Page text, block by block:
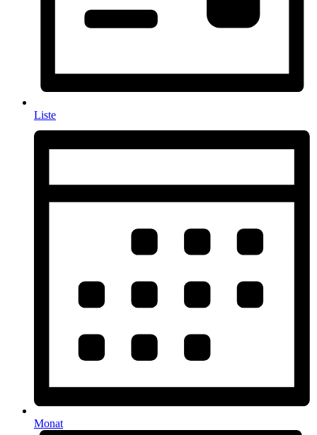
Liste
Monat